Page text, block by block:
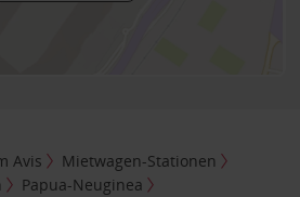
Avis
Mietwagen-Stationen
Papua-Neuginea